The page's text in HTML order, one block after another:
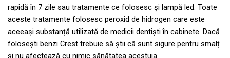
rapidă în 7 zile sau tratamente ce folosesc și lampă led. Toate
aceste tratamente folosesc peroxid de hidrogen care este
aceeași substanță utilizată de medicii dentiști în cabinete. Dacă
folosești benzi Crest trebuie să știi că sunt sigure pentru smalț
și nu afectează cu nimic sănătatea acestuia.